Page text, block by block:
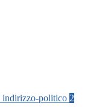
indirizzo-politico 2